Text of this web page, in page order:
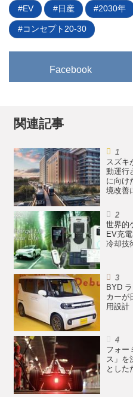
どう
ーカ
全固
EV 日産 2030年
コンセプト20-30
Facebook
関連記事
スズキ
動運行
に向け
境改善
世界的
EV充
冷却技
BYD
カーが
用設計
フォー
ス」を
とした